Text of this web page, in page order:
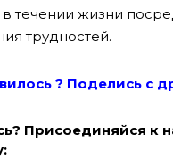
течении жизни
трудностей.
? Поделись с
Присоединяйся к